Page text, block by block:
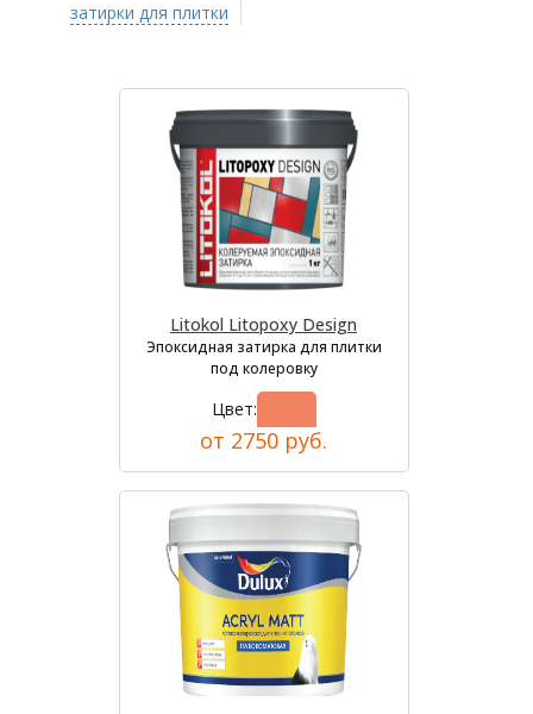
затирки для плитки
Litokol Litopoxy Design
Эпоксидная затирка для плитки
под колеровку
Цвет:
от 2750 руб.